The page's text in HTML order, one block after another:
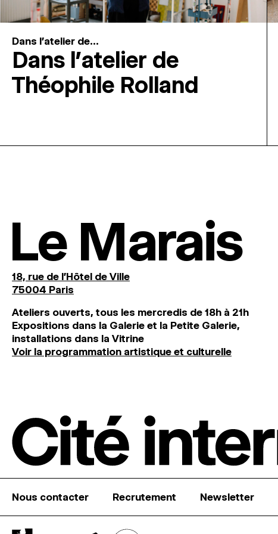
Dans l'atelier de...
Dans l’atelier de
Théophile Rolland
Le Marais
18, rue de l'Hôtel de Ville
75004 Paris
Ateliers ouverts, tous les mercredis de 18h à 21h
Expositions dans la Galerie et la Petite Galerie,
installations dans la Vitrine
Voir la programmation artistique et culturelle
Nous contacter Recrutement Newsletter